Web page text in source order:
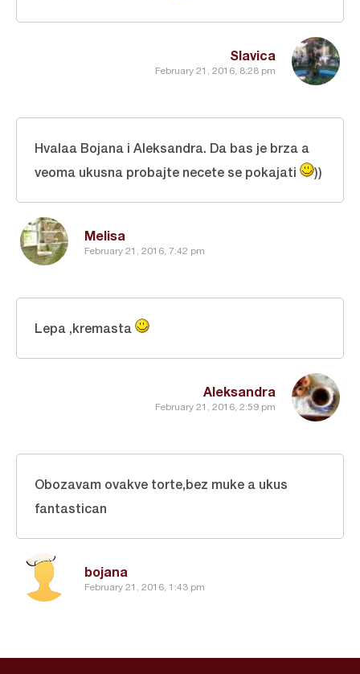
Slavica
February 21, 2016, 8:28 pm
Melisa
February 21, 2016, 7:42 pm
Hvalaa Bojana i Aleksandra. Da bas je brza a
veoma ukusna probajte necete se pokajati
))
Aleksandra
February 21, 2016, 2:59 pm
Lepa ,kremasta
bojana
February 21, 2016, 1:43 pm
Obozavam ovakve torte,bez muke a ukus
fantastican